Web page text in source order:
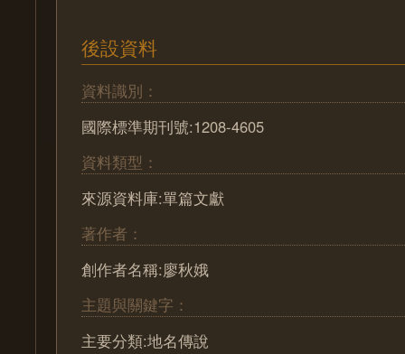
後設資料
資料識別：
國際標準期刊號:1208-4605
資料類型：
來源資料庫:單篇文獻
著作者：
創作者名稱:廖秋娥
主題與關鍵字：
主要分類:地名傳說